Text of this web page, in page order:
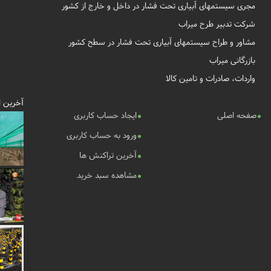
مجری سیستمهای آبیاری تحت فشار در داخل و خارج از کشور
شرکت تدبیر طرح میراب
مشاور و طراح سیستمهای آبیاری تحت فشار در سطح کشور
بازرگانی میراب
واردات، صادرات و تامین کالا
صفحه اصلی
ایجاد حساب کاربری
ورود به حساب کاربری
آخرین تراکنش ها
مشاهده سبد خرید
آخرین